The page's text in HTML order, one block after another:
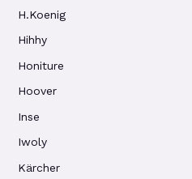
H.Koenig
Hihhy
Honiture
Hoover
Inse
Iwoly
Kärcher